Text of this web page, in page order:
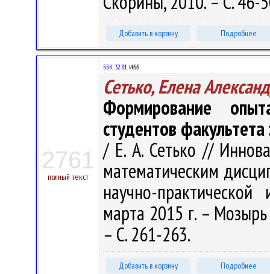
Добавить в корзину Подробнее
2761
полный текст
ББК 32.81 И66
Сетько, Елена
Формирование
студентов
/ Е. А. Сетько //
математическим
научно-
марта 2015 г. –
– С. 261-263.
Добавить в корзину Подробнее